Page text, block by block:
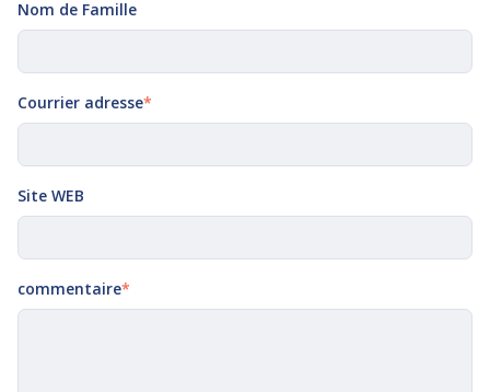
Nom de Famille
Courrier adresse*
Site WEB
commentaire*